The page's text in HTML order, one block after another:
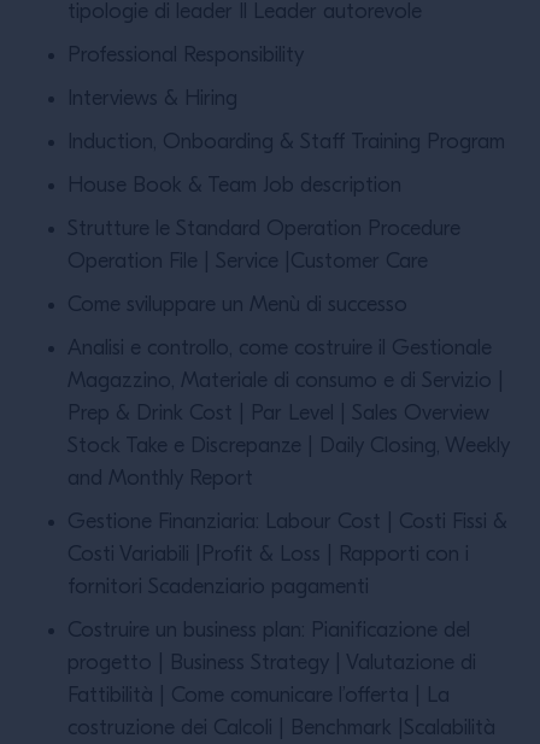
tipologie di leader Il Leader autorevole
Professional Responsibility
Interviews & Hiring
Induction, Onboarding & Staff Training Program
House Book & Team Job description
Strutture le Standard Operation Procedure
Operation File | Service |Customer Care
Come sviluppare un Menù di successo
Analisi e controllo, come costruire il Gestionale
Magazzino, Materiale di consumo e di Servizio |
Prep & Drink Cost | Par Level | Sales Overview
Stock Take e Discrepanze | Daily Closing, Weekly
and Monthly Report
Gestione Finanziaria: Labour Cost | Costi Fissi &
Costi Variabili |Proﬁt & Loss | Rapporti con i
fornitori Scadenziario pagamenti
Costruire un business plan: Pianiﬁcazione del
progetto | Business Strategy | Valutazione di
Fattibilità | Come comunicare l’offerta | La
costruzione dei Calcoli | Benchmark |Scalabilità